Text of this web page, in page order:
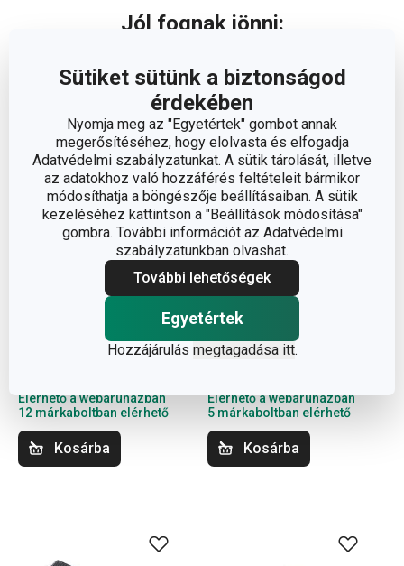
Sütiket sütünk a biztonságod
érdekében
Nyomja meg az "Egyetértek" gombot annak
megerősítéséhez, hogy elolvasta és elfogadja
Adatvédelmi szabályzatunkat. A sütik tárolását, illetve
az adatokhoz való hozzáférés feltételeit bármikor
módosíthatja a böngészője beállításaiban. A sütik
kezeléséhez kattintson a "Beállítások módosítása"
gombra. További információt az Adatvédelmi
szabályzatunkban olvashat.
További lehetőségek
Egyetértek
Hozzájárulás megtagadása itt.
Jól fognak jönni:
Ingyen szállítás
PRESIDENT gőzfunkciós
Elérhető a webáruházban
12 márkaboltban elérhető
Kosárba
Ingyen szállítás
HANDY almahámozó és
szeletelő
Elérhető a webáruházban
5 márkaboltban elérhető
Kosárba